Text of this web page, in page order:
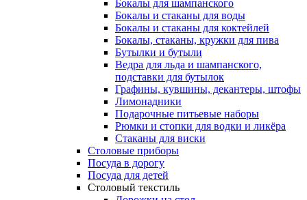
Бокалы для шампанского
Бокалы и стаканы для воды
Бокалы и стаканы для коктейлей
Бокалы, стаканы, кружки для пива
Бутылки и бутыли
Ведра для льда и шампанского,
подставки для бутылок
Графины, кувшины, декантеры, штофы
Лимонадники
Подарочные питьевые наборы
Рюмки и стопки для водки и ликёра
Стаканы для виски
Столовые приборы
Посуда в дорогу
Посуда для детей
Столовый текстиль